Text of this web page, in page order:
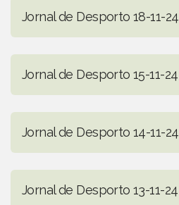
Jornal de Desporto 18-11-24
Jornal de Desporto 15-11-24
Jornal de Desporto 14-11-24
Jornal de Desporto 13-11-24